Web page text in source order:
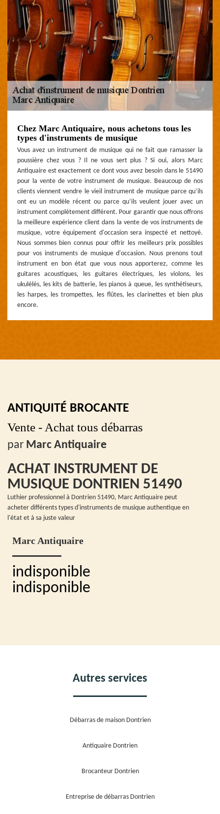
Chez Marc Antiquaire, nous achetons tous les
types d'instruments de musique
Vous avez un instrument de musique qui ne fait que ramasser la
poussière chez vous ? Il ne vous sert plus ? Si oui, alors Marc
Antiquaire est exactement ce dont vous avez besoin dans le 51490
pour la vente de votre instrument de musique. Beaucoup de nos
clients viennent vendre le vieil instrument de musique parce qu’ils
ont eu un modèle récent ou parce qu’ils veulent jouer avec un
instrument complètement différent. Pour garantir que nous offrons
la meilleure expérience client dans la vente de vos instruments de
musique, votre équipement d'occasion sera inspecté et nettoyé.
Nous sommes bien connus pour offrir les meilleurs prix possibles
pour vos instruments de musique d'occasion. Nous prenons tout
instrument en bon état que vous nous apporterez, comme les
guitares acoustiques, les guitares électriques, les violons, les
ukulélés, les kits de batterie, les pianos à queue, les synthétiseurs,
les harpes, les trompettes, les flûtes, les clarinettes et bien plus
encore.
ANTIQUITÉ BROCANTE
Vente - Achat tous débarras
par Marc Antiquaire
ACHAT INSTRUMENT DE
MUSIQUE DONTRIEN 51490
Luthier professionnel à Dontrien 51490, Marc Antiquaire peut
acheter différents types d'instruments de musique authentique en
l'état et à sa juste valeur
Marc Antiquaire
indisponible
indisponible
Autres services
Débarras de maison Dontrien
Antiquaire Dontrien
Brocanteur Dontrien
Entreprise de débarras Dontrien